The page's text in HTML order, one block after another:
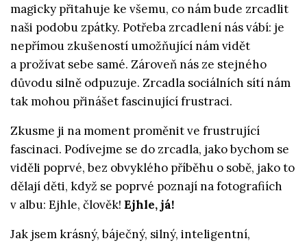
magicky přitahuje ke všemu, co nám bude zrcadlit
naši podobu zpátky. Potřeba zrcadlení nás vábí: je
nepřímou zkušeností umožňující nám vidět
a prožívat sebe samé. Zároveň nás ze stejného
důvodu silně odpuzuje. Zrcadla sociálních sítí nám
tak mohou přinášet fascinující frustraci.
Zkusme ji na moment proměnit ve frustrující
fascinaci. Podívejme se do zrcadla, jako bychom se
viděli poprvé, bez obvyklého příběhu o sobě, jako to
dělají děti, když se poprvé poznají na fotografiích
v albu: Ejhle, člověk! Ejhle, já!
Jak jsem krásný, báječný, silný, inteligentní,